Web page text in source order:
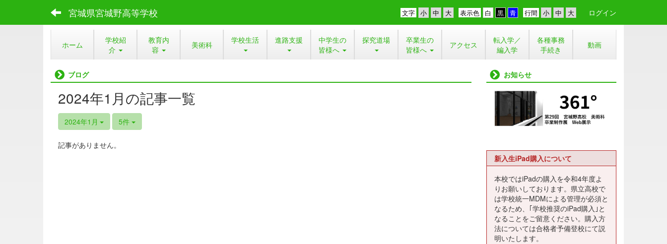
宮城県宮城野高等学校 行間
表示色
文字 ログイン
ホーム
学校紹
介
教育内
容
美術科 学校生活 進路支援
中学生の
皆様へ
探究道場
卒業生の
皆様へ
アクセス
転入学／
編入学
各種事務
手続き
動画
ブログ
2024年1月の記事一覧
2024年1月 5件
記事がありません。
お知らせ
新入生iPad購入について
本校ではiPadの購入を令和4年度よ
りお願いしております。県立高校で
は学校統一MDMによる管理が必須と
なるため、｢学校推奨のiPad購入｣と
なることをご留意ください。購入方
法については合格者予備登校にて説
明いたします。